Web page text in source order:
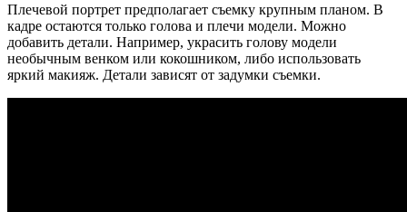
Плечевой портрет предполагает съемку крупным планом. В
кадре остаются только голова и плечи модели. Можно
добавить детали. Например, украсить голову модели
необычным венком или кокошником, либо использовать
яркий макияж. Детали зависят от задумки съемки.